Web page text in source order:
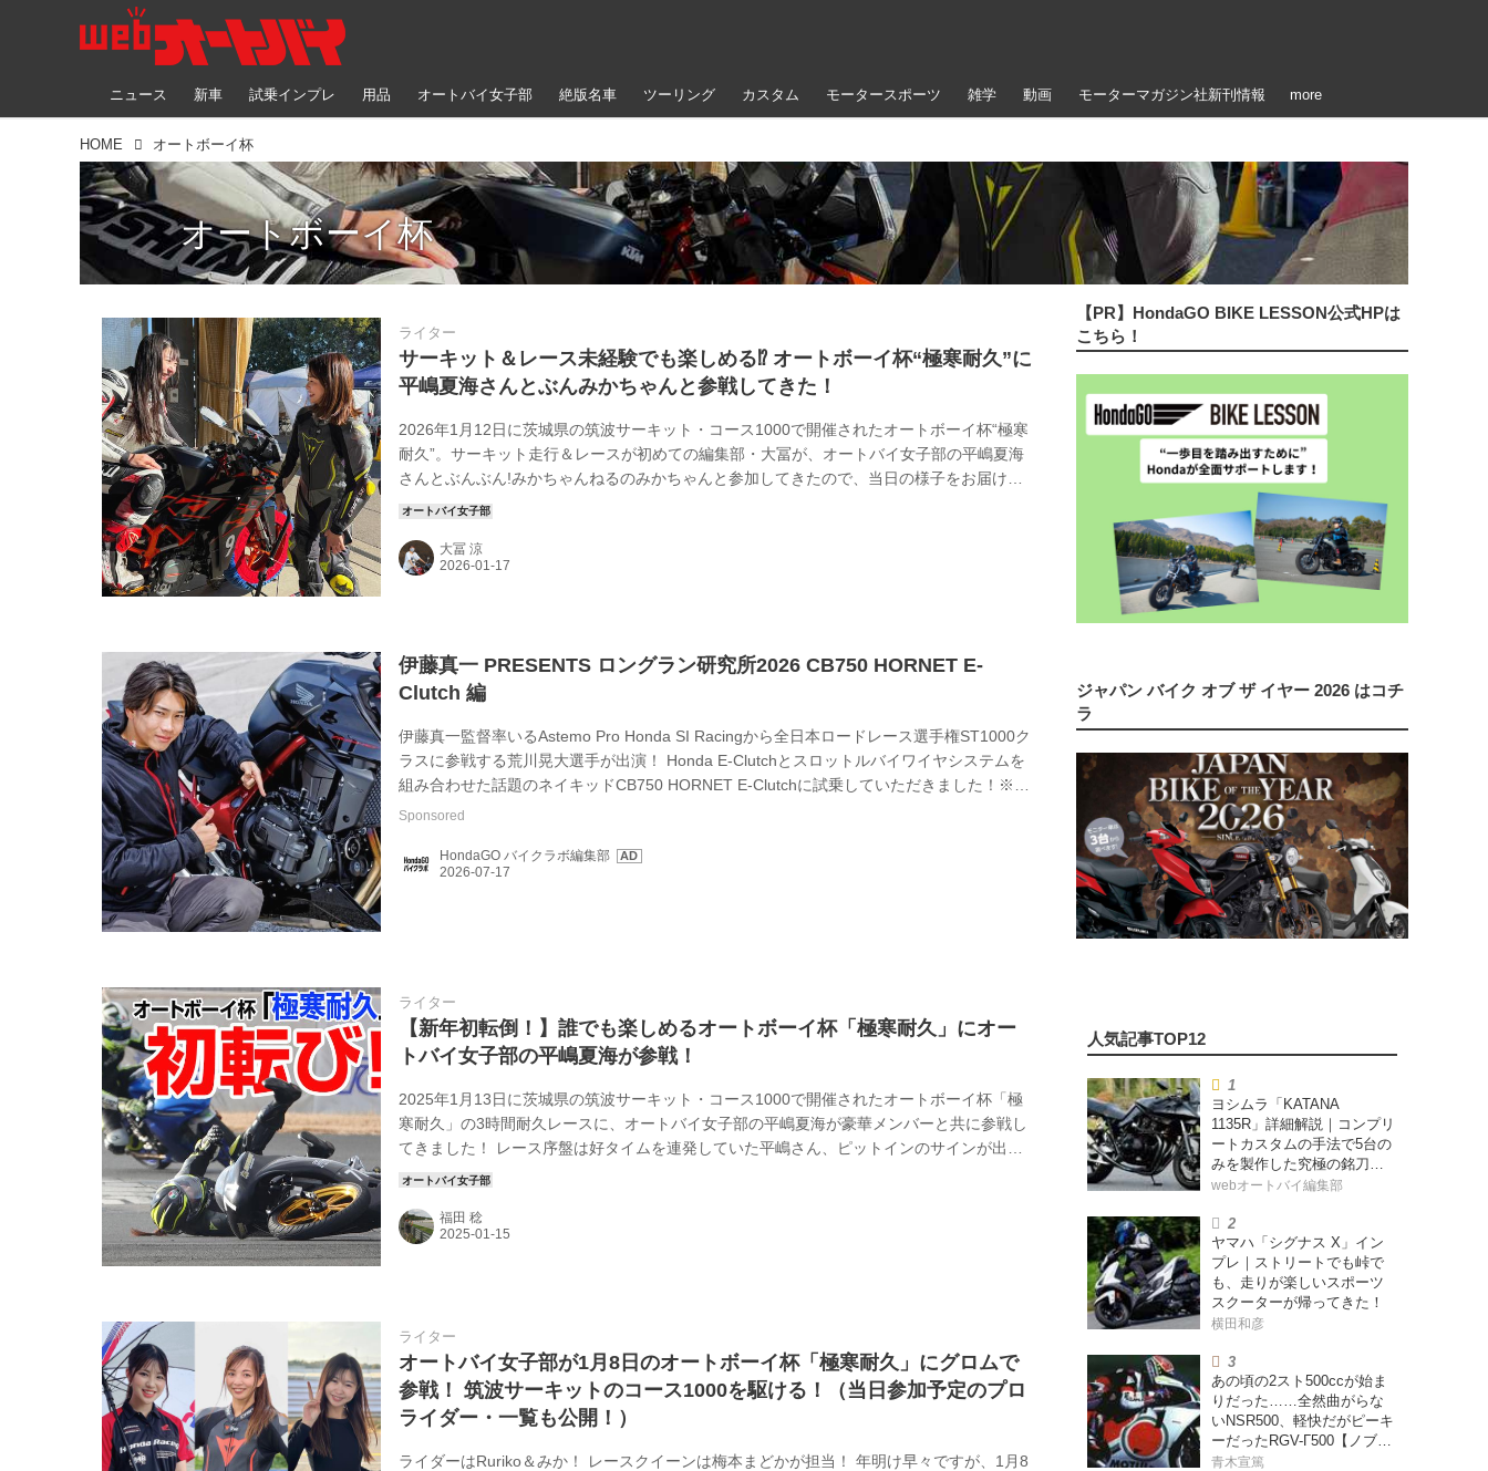
ニュース 新車 試乗インプレ 用品 オートバイ女子部 絶版名車 ツーリング カスタム モータースポーツ 雑学 動画 モーターマガジン社新刊情報 more
HOME オートボーイ杯
オートボーイ杯
ライター
サーキット＆レース未経験でも楽しめる⁉ オートボーイ杯“極寒耐久”に
平嶋夏海さんとぶんみかちゃんと参戦してきた！
2026年1月12日に茨城県の筑波サーキット・コース1000で開催されたオートボーイ杯“極寒
耐久”。サーキット走行＆レースが初めての編集部・大冨が、オートバイ女子部の平嶋夏海
さんとぶんぶん!みかちゃんねるのみかちゃんと参加してきたので、当日の様子をお届けし
ます。レポート：大冨 涼
大冨 涼
伊藤真一 PRESENTS ロングラン研究所2026 CB750 HORNET E-
Clutch 編
伊藤真一監督率いるAstemo Pro Honda SI Racingから全日本ロードレース選手権ST1000ク
ラスに参戦する荒川晃大選手が出演！ Honda E-Clutchとスロットルバイワイヤシステムを
組み合わせた話題のネイキッドCB750 HORNET E-Clutchに試乗していただきました！※こ
の記事はウェブサイト「HondaGO バイクラボ」で2026年7月17日に公開されたものを一部
2026年7月号）
Sponsored
HondaGO バイクラボ編集部
ライター
【新年初転倒！】誰でも楽しめるオートボーイ杯「極寒耐久」にオー
トバイ女子部の平嶋夏海が参戦！
2025年1月13日に茨城県の筑波サーキット・コース1000で開催されたオートボーイ杯「極
寒耐久」の3時間耐久レースに、オートバイ女子部の平嶋夏海が豪華メンバーと共に参戦し
てきました！ レース序盤は好タイムを連発していた平嶋さん、ピットインのサインが出た
後の周回でアクシデントが発生したようで……!?レポート：福田 稔
福田 稔
ライター
オートバイ女子部が1月8日のオートボーイ杯「極寒耐久」にグロムで
参戦！ 筑波サーキットのコース1000を駆ける！（当日参加予定のプロ
ライダー・一覧も公開！）
ライダーはRuriko＆みか！ レースクイーンは梅本まどかが担当！ 年明け早々ですが、1月8
【PR】HondaGO BIKE LESSON公式HPは
こちら！
ジャパン バイク オブ ザ イヤー 2026 はコチ
ラ
ヨシムラ「KATANA
1135R」詳細解説｜コンプリ
ートカスタムの手法で5台の
みを製作した究極の銘刀
【ヨシムラ伝】
webオートバイ編集部
ヤマハ「シグナス X」イン
プレ｜ストリートでも峠で
も、走りが楽しいスポーツ
スクーターが帰ってきた！
横田和彦
あの頃の2スト500ccが始ま
りだった……全然曲がらな
いNSR500、軽快だがピーキ
ーだったRGV-Γ500【ノブ青
木のA.M.R. (アオキマニアッ
青木宣篤